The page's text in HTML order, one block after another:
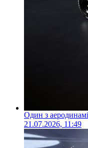
Один з
21.07.2026, 11:49